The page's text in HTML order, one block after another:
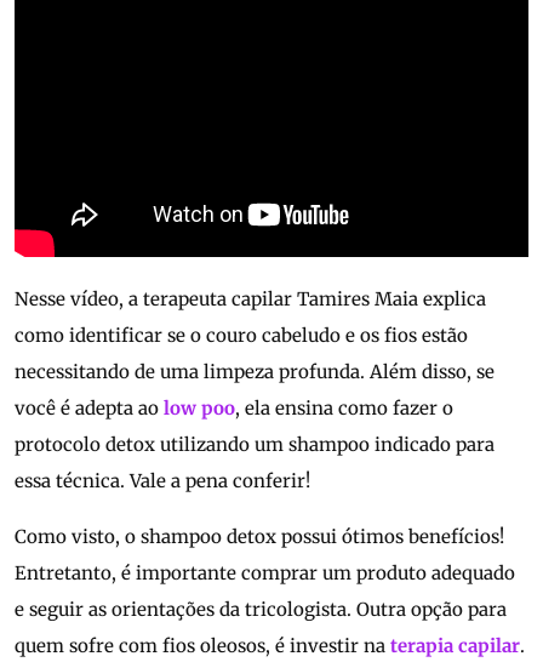
Nesse vídeo, a terapeuta capilar Tamires Maia explica
como identificar se o couro cabeludo e os fios estão
necessitando de uma limpeza profunda. Além disso, se
você é adepta ao low poo, ela ensina como fazer o
protocolo detox utilizando um shampoo indicado para
essa técnica. Vale a pena conferir!
Como visto, o shampoo detox possui ótimos benefícios!
Entretanto, é importante comprar um produto adequado
e seguir as orientações da tricologista. Outra opção para
quem sofre com fios oleosos, é investir na terapia capilar.